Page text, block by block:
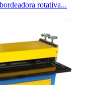
rotativa...